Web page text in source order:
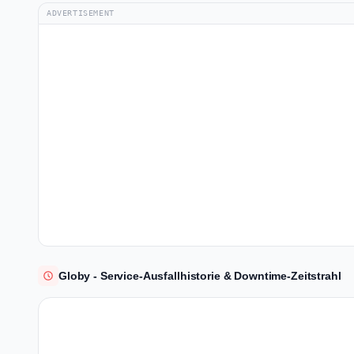
ADVERTISEMENT
Globy - Service-Ausfallhistorie & Downtime-Zeitstrahl